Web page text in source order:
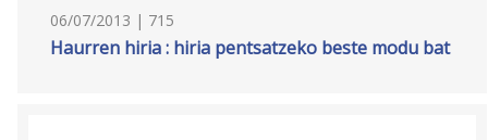
06/07/2013 | 715
Haurren hiria : hiria pentsatzeko beste modu bat